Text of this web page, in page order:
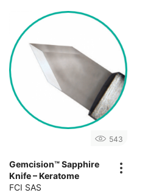
543
Gemcision™ Sapphire
Knife – Keratome
FCI SAS